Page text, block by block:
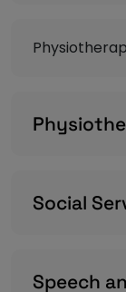
Social
Speech